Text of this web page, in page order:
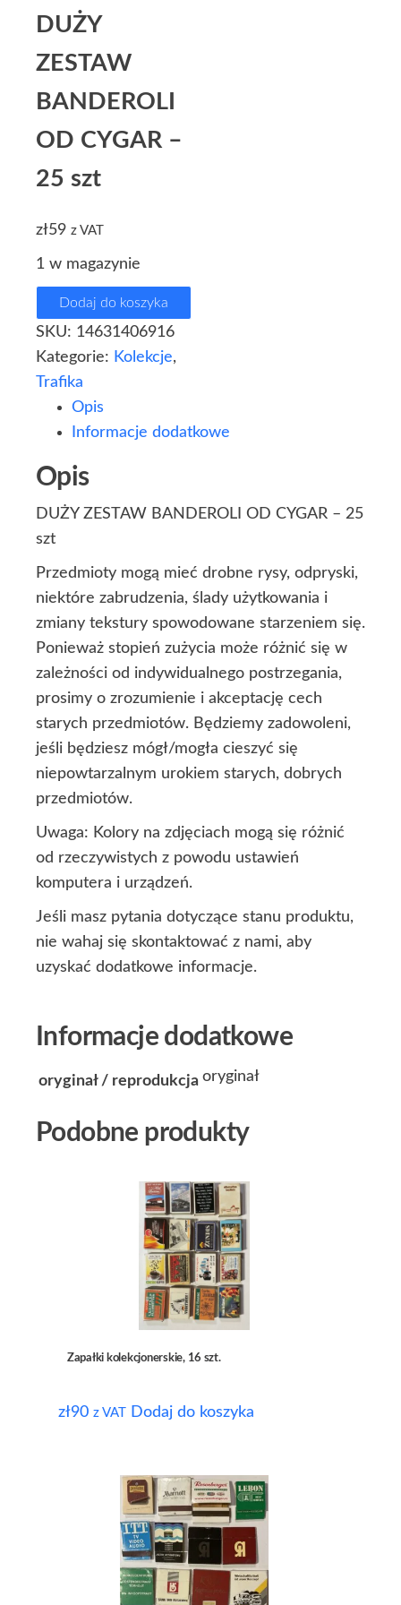
DUŻY
ZESTAW
BANDEROLI
OD CYGAR –
25 szt
zł59 z VAT
1 w magazynie
Dodaj do koszyka
SKU: 14631406916
Kategorie: Kolekcje,
Trafika
Opis
Informacje dodatkowe
Opis
DUŻY ZESTAW BANDEROLI OD CYGAR – 25
szt
Przedmioty mogą mieć drobne rysy, odpryski,
niektóre zabrudzenia, ślady użytkowania i
zmiany tekstury spowodowane starzeniem się.
Ponieważ stopień zużycia może różnić się w
zależności od indywidualnego postrzegania,
prosimy o zrozumienie i akceptację cech
starych przedmiotów. Będziemy zadowoleni,
jeśli będziesz mógł/mogła cieszyć się
niepowtarzalnym urokiem starych, dobrych
przedmiotów.
Uwaga: Kolory na zdjęciach mogą się różnić
od rzeczywistych z powodu ustawień
komputera i urządzeń.
Jeśli masz pytania dotyczące stanu produktu,
nie wahaj się skontaktować z nami, aby
uzyskać dodatkowe informacje.
Informacje dodatkowe
oryginał / reprodukcja oryginał
Podobne produkty
Zapałki kolekcjonerskie, 16 szt.
zł90 z VAT Dodaj do koszyka